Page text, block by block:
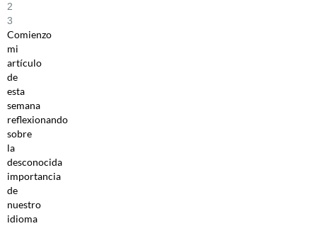
2
3
Comienzo
mi
artículo
de
esta
semana
reflexionando
sobre
la
desconocida
importancia
de
nuestro
idioma